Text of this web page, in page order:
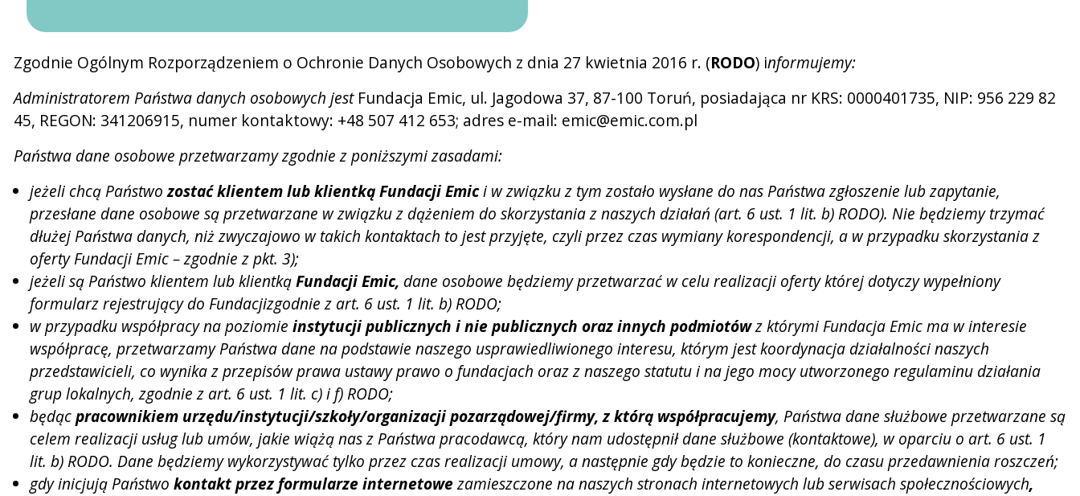
Zgodnie Ogólnym Rozporządzeniem o Ochronie Danych Osobowych z dnia 27 kwietnia 2016 r. (RODO) informujemy:
Administratorem Państwa danych osobowych jest Fundacja Emic, ul. Jagodowa 37, 87-100 Toruń, posiadająca nr KRS: 0000401735, NIP: 956 229 82
45, REGON: 341206915, numer kontaktowy: +48 507 412 653; adres e-mail: emic@emic.com.pl
Państwa dane osobowe przetwarzamy zgodnie z poniższymi zasadami:
jeżeli chcą Państwozostać klientem lub klientką Fundacji Emici w związku z tym zostało wysłane do nas Państwa zgłoszenie lub zapytanie,
przesłane dane osobowe są przetwarzane w związku z dążeniem do skorzystania z naszych działań (art. 6 ust. 1 lit. b) RODO). Nie będziemy trzymać
dłużej Państwa danych, niż zwyczajowo w takich kontaktach to jest przyjęte, czyli przez czas wymiany korespondencji, a w przypadku skorzystania z
oferty Fundacji Emic – zgodnie z pkt. 3);
jeżeli są Państwo klientem lub klientkąFundacji Emic, dane osobowe będziemy przetwarzać w celu realizacji oferty której dotyczy wypełniony
formularz rejestrujący do Fundacjizgodnie z art. 6 ust. 1 lit. b) RODO;
w przypadku współpracy na poziomie instytucji publicznych i nie publicznych oraz innych podmiotówz którymi Fundacja Emic ma w interesie
współpracę, przetwarzamy Państwa dane na podstawie naszego usprawiedliwionego interesu, którym jest koordynacja działalności naszych
przedstawicieli, co wynika z przepisów prawa ustawy prawo o fundacjach oraz z naszego statutu i na jego mocy utworzonego regulaminu działania
grup lokalnych, zgodnie z art. 6 ust. 1 lit. c) i f) RODO;
będącpracownikiem urzędu/instytucji/szkoły/organizacji pozarządowej/firmy, z którą współpracujemy, Państwa dane służbowe przetwarzane są
celem realizacji usług lub umów, jakie wiążą nas z Państwa pracodawcą, który nam udostępnił dane służbowe (kontaktowe), w oparciu o art. 6 ust. 1
lit. b) RODO. Dane będziemy wykorzystywać tylko przez czas realizacji umowy, a następnie gdy będzie to konieczne, do czasu przedawnienia roszczeń;
gdy inicjują Państwo kontakt przez formularze internetowezamieszczone na naszych stronach internetowych lub serwisach społecznościowych,